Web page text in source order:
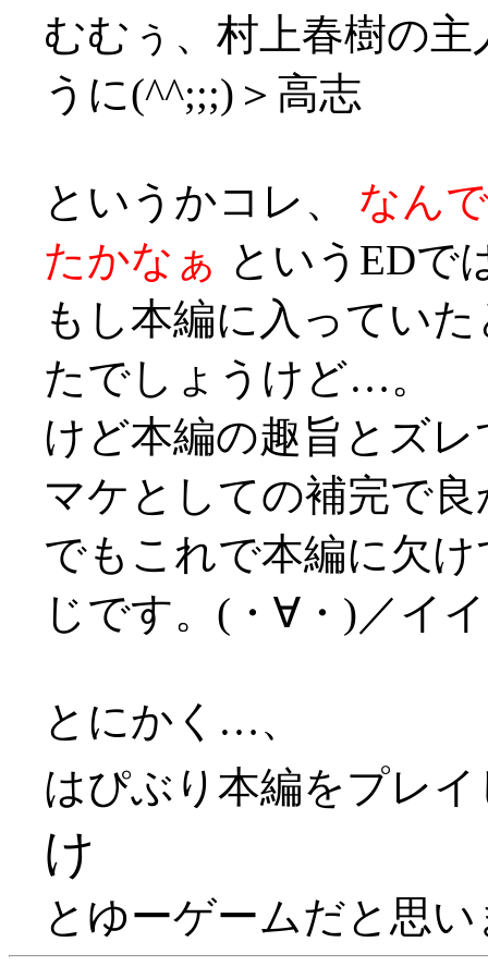
むむぅ、村上春樹の
うに(^^;;;)＞高志
というかコレ、 なん
たかなぁ というEDで
もし本編に入ってい
たでしょうけど…。
けど本編の趣旨とズ
マケとしての補完で
でもこれで本編に欠
じです。(・∀・)／イ
とにかく…、
はぴぶり本編をプレ
け
とゆーゲームだと思